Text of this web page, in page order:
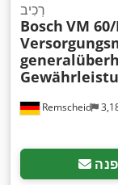
Remscheid
רְכִיב
Bosch VM 60/
פנה